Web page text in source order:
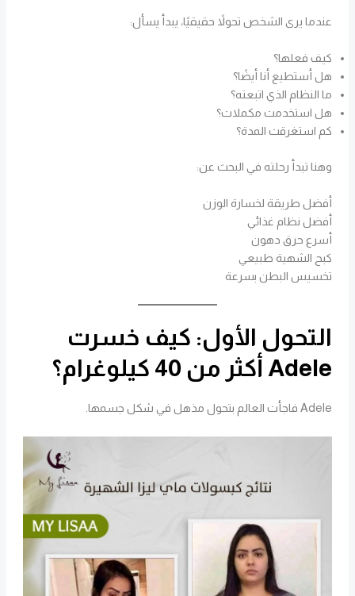
عندما يرى الشخص تحولاً حقيقيًا، يبدأ يسأل:
كيف فعلها؟
هل أستطيع أنا أيضًا؟
ما النظام الذي اتبعته؟
هل استخدمت مكملات؟
كم استغرقت المدة؟
وهنا تبدأ رحلته في البحث عن:
أفضل طريقة لخسارة الوزن
أفضل نظام غذائي
أسرع حرق دهون
كبح الشهية طبيعي
تخسيس البطن بسرعة
التحول الأول: كيف خسرت
Adele أكثر من 40 كيلوغرام؟
Adele فاجأت العالم بتحول مذهل في شكل جسمها.